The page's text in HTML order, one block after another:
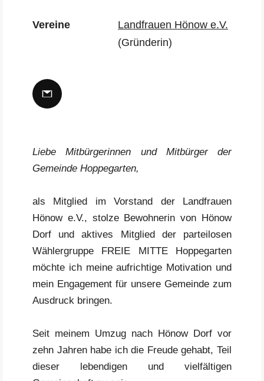
Vereine
Landfrauen Hönow e.V.
(Gründerin)
Liebe Mitbürgerinnen und Mitbürger der
Gemeinde Hoppegarten,
als Mitglied im Vorstand der Landfrauen
Hönow e.V., stolze Bewohnerin von Hönow
Dorf und aktives Mitglied der parteilosen
Wählergruppe FREIE MITTE Hoppegarten
möchte ich meine aufrichtige Motivation und
mein Engagement für unsere Gemeinde zum
Ausdruck bringen.
Seit meinem Umzug nach Hönow Dorf vor
zehn Jahren habe ich die Freude gehabt, Teil
dieser lebendigen und vielfältigen